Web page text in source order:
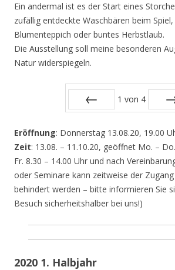
Ein andermal ist es der Start eines
zufällig entdeckte Waschbären beim
Blumenteppich oder buntes Herbstlaub.
Die Ausstellung soll meine besonderen
Natur widerspiegeln.
1 von 4
Eröffnung: Donnerstag 13.08.20, 19.00
Zeit: 13.08. – 11.10.20, geöffnet Mo. –
Fr. 8.30 – 14.00 Uhr und nach
oder Seminare kann zeitweise der
behindert werden – bitte informieren Sie
Besuch sicherheitshalber bei uns!)
2020 1. Halbjahr